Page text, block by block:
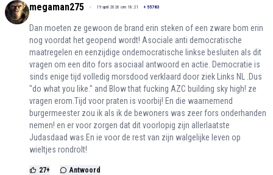
megaman275 19 april 2026 om 18:21 + 55783
Dan moeten ze gewoon de brand erin steken of een zware bom erin
nog voordat het geopend wordt! Asociale anti democratische
maatregelen en eenzijdige ondemocratische linkse besluiten als dit
vragen om een dito fors asociaal antwoord en actie. Democratie is
sinds enige tijd volledig morsdood verklaard door ziek Links NL .Dus
"do what you like." and Blow that fucking AZC building sky high! ze
vragen erom.Tijd voor praten is voorbij! En die waarnemend
burgermeester zou ik als ik de bewoners was zeer fors onderhanden
nemen! en er voor zorgen dat dit voorlopig zijn allerlaatste
Judasdaad was.En ie voor de rest van zijn walgelijke leven op
wieltjes rondrolt!
27+ Antwoord